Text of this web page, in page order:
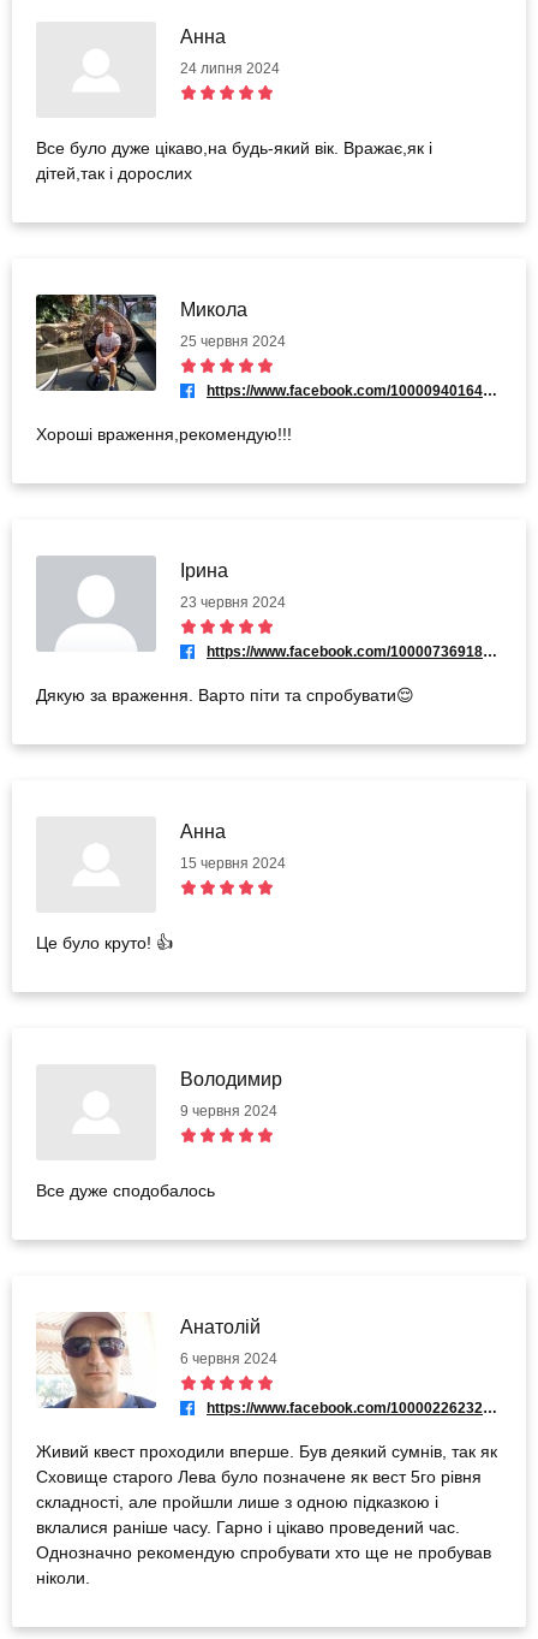
Анна
24 липня 2024
Все було дуже цікаво,на будь-який вік. Вражає,як і
дітей,так і дорослих
Микола
25 червня 2024
https://www.facebook.com/100009401645026
Хороші враження,рекомендую!!!
Ірина
23 червня 2024
https://www.facebook.com/100007369183335
Дякую за враження. Варто піти та спробувати😌
Анна
15 червня 2024
Це було круто! 👍
Володимир
9 червня 2024
Все дуже сподобалось
Анатолій
6 червня 2024
https://www.facebook.com/100002262328431
Живий квест проходили вперше. Був деякий сумнів, так як
Сховище старого Лева було позначене як вест 5го рівня
складності, але пройшли лише з одною підказкою і
вклалися раніше часу. Гарно і цікаво проведений час.
Однозначно рекомендую спробувати хто ще не пробував
ніколи.